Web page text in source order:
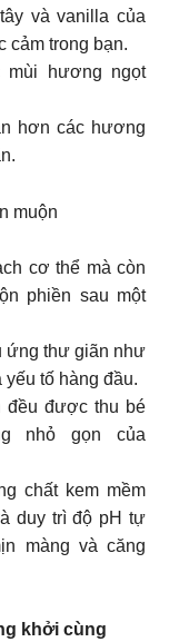
và vanilla của
cảm trong bạn.
mùi hương ngọt
hơn các hương
muộn
cơ thể mà còn
phiền sau một
ứng thư giãn như
tố hàng đầu.
đều được thu bé
nhỏ gọn của
chất kem mềm
duy trì độ pH tự
màng và căng
khởi cùng